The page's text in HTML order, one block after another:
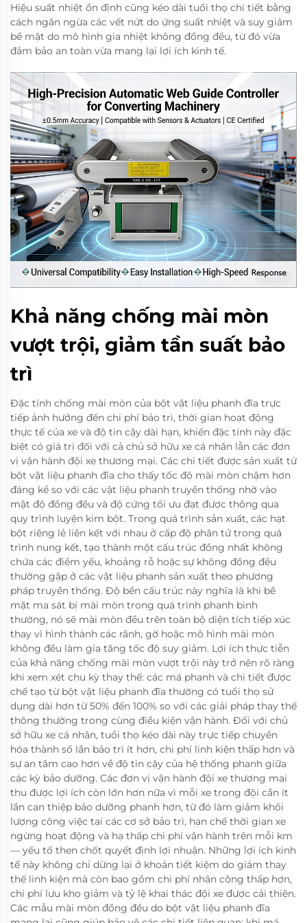
Hiệu suất nhiệt ổn định cũng kéo dài tuổi thọ chi tiết bằng
cách ngăn ngừa các vết nứt do ứng suất nhiệt và suy giảm
bề mặt do mô hình gia nhiệt không đồng đều, từ đó vừa
đảm bảo an toàn vừa mang lại lợi ích kinh tế.
Khả năng chống mài mòn
vượt trội, giảm tần suất bảo
trì
Đặc tính chống mài mòn của bột vật liệu phanh đĩa trực
tiếp ảnh hưởng đến chi phí bảo trì, thời gian hoạt động
thực tế của xe và độ tin cậy dài hạn, khiến đặc tính này đặc
biệt có giá trị đối với cả chủ sở hữu xe cá nhân lẫn các đơn
vị vận hành đội xe thương mại. Các chi tiết được sản xuất từ
bột vật liệu phanh đĩa cho thấy tốc độ mài mòn chậm hơn
đáng kể so với các vật liệu phanh truyền thống nhờ vào
mật độ đồng đều và độ cứng tối ưu đạt được thông qua
quy trình luyện kim bột. Trong quá trình sản xuất, các hạt
bột riêng lẻ liên kết với nhau ở cấp độ phân tử trong quá
trình nung kết, tạo thành một cấu trúc đồng nhất không
chứa các điểm yếu, khoảng rỗ hoặc sự không đồng đều
thường gặp ở các vật liệu phanh sản xuất theo phương
pháp truyền thống. Độ bền cấu trúc này nghĩa là khi bề
mặt ma sát bị mài mòn trong quá trình phanh bình
thường, nó sẽ mài mòn đều trên toàn bộ diện tích tiếp xúc
thay vì hình thành các rãnh, gờ hoặc mô hình mài mòn
không đều làm gia tăng tốc độ suy giảm. Lợi ích thực tiễn
của khả năng chống mài mòn vượt trội này trở nên rõ ràng
khi xem xét chu kỳ thay thế: các má phanh và chi tiết được
chế tạo từ bột vật liệu phanh đĩa thường có tuổi thọ sử
dụng dài hơn từ 50% đến 100% so với các giải pháp thay thế
thông thường trong cùng điều kiện vận hành. Đối với chủ
sở hữu xe cá nhân, tuổi thọ kéo dài này trực tiếp chuyển
hóa thành số lần bảo trì ít hơn, chi phí linh kiện thấp hơn và
sự an tâm cao hơn về độ tin cậy của hệ thống phanh giữa
các kỳ bảo dưỡng. Các đơn vị vận hành đội xe thương mại
thu được lợi ích còn lớn hơn nữa vì mỗi xe trong đội cần ít
lần can thiệp bảo dưỡng phanh hơn, từ đó làm giảm khối
lượng công việc tại các cơ sở bảo trì, hạn chế thời gian xe
ngừng hoạt động và hạ thấp chi phí vận hành trên mỗi km
— yếu tố then chốt quyết định lợi nhuận. Những lợi ích kinh
tế này không chỉ dừng lại ở khoản tiết kiệm do giảm thay
thế linh kiện mà còn bao gồm chi phí nhân công thấp hơn,
chi phí lưu kho giảm và tỷ lệ khai thác đội xe được cải thiện.
Các mẫu mài mòn đồng đều do bột vật liệu phanh đĩa